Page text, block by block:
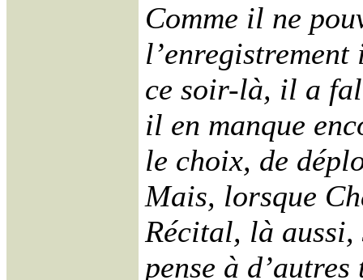
Comme il ne
ce soir-là, il a
il en manque
le choix, de
Mais, lorsque
Récital, là aussi,
pense à